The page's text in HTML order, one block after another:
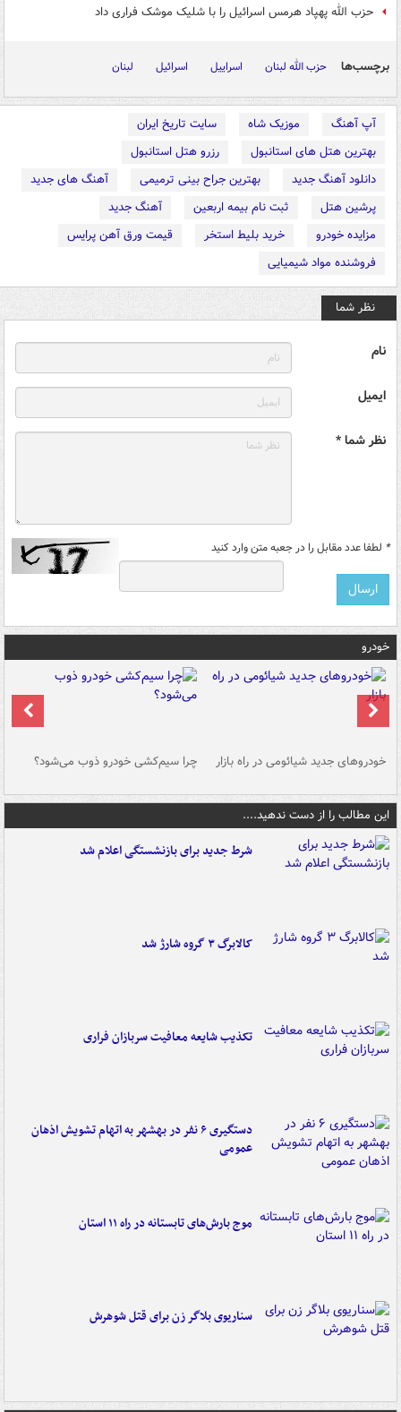
حزب الله پهپاد هرمس اسرائیل را با شلیک موشک فراری داد
برچسب‌ها حزب الله لبنان اسراییل اسرائیل لبنان
آپ آهنگ موزیک شاه
سایت تاریخ ایران
بهترین هتل های استانبول
رزرو هتل استانبول
دانلود آهنگ جدید
بهترین جراح بینی ترمیمی
آهنگ های جدید
پرشین هتل
ثبت نام بیمه اربعین
آهنگ جدید
مزایده خودرو
خرید بلیط استخر
قیمت ورق آهن پرایس
فروشنده مواد شیمیایی
نظر شما
نام
ایمیل
نظر شما *
* لطفا عدد مقابل را در جعبه متن وارد کنید
خودرو
خودروهای جدید شیائومی در راه بازار چرا سیم‌کشی خودرو ذوب می‌شود؟
این مطالب را از دست ندهید....
شرط جدید برای بازنشستگی اعلام شد
کالابرگ ۳ گروه شارژ شد
تکذیب شایعه معافیت سربازان فراری
دستگیری ۶ نفر در بهشهر به اتهام تشویش اذهان
عمومی
موج بارش‌های تابستانه در راه ۱۱ استان
سناریوی بلاگر زن برای قتل شوهرش